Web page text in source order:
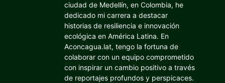
ciudad de Medellín, en Colombia, he
dedicado mi carrera a destacar
historias de resiliencia e innovación
ecológica en América Latina. En
Aconcagua.lat, tengo la fortuna de
colaborar con un equipo comprometido
con inspirar un cambio positivo a través
de reportajes profundos y perspicaces.